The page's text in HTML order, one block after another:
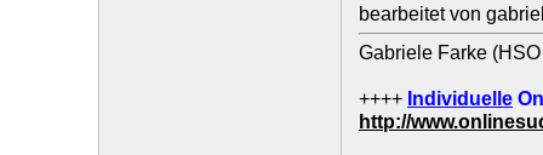
bearbeitet von
Gabriele Farke (HSO
++++ Individuelle
http://